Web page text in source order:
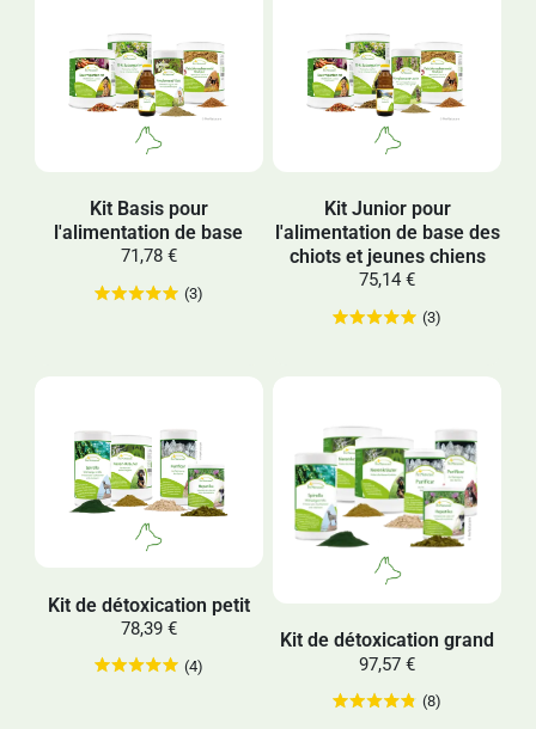
Kit Basis pour
l'alimentation de base
71,78 €
(3)
Kit Junior pour
l'alimentation de base des
chiots et jeunes chiens
75,14 €
(3)
Kit de détoxication petit
78,39 €
(4)
Kit de détoxication grand
97,57 €
(8)